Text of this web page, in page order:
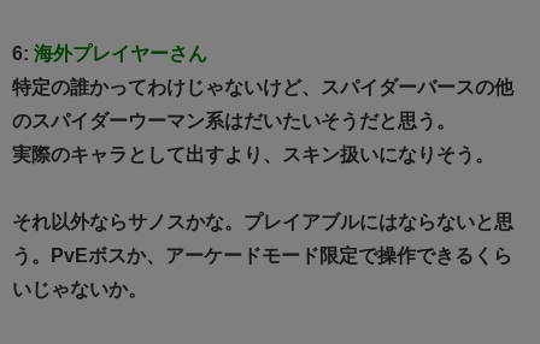
6: 海外プレイヤーさん
特定の誰かってわけじゃないけど、スパイダーバースの他
のスパイダーウーマン系はだいたいそうだと思う。
実際のキャラとして出すより、スキン扱いになりそう。
それ以外ならサノスかな。プレイアブルにはならないと思
う。PvEボスか、アーケードモード限定で操作できるくら
いじゃないか。